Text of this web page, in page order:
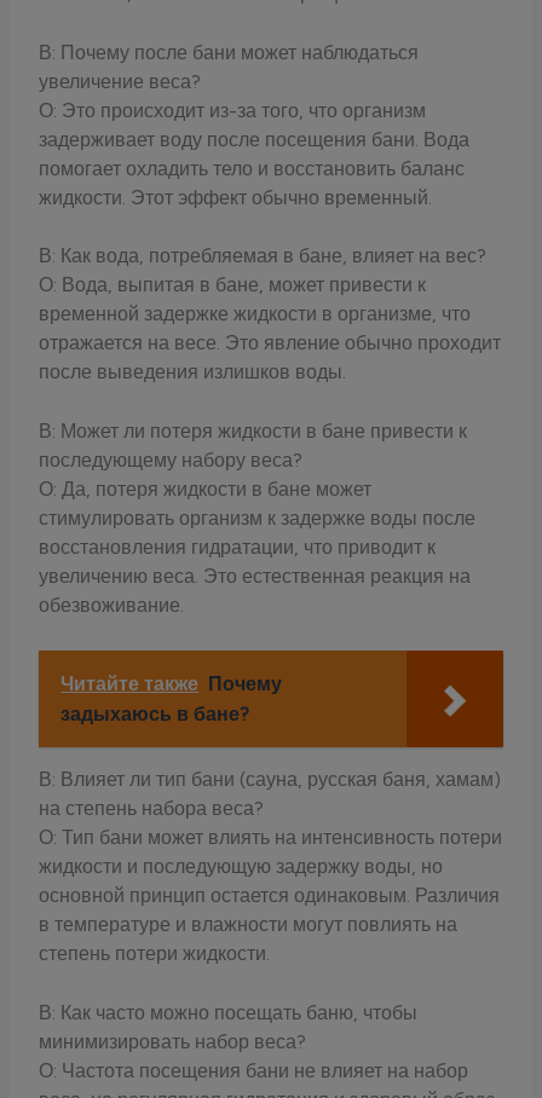
В: Почему после бани может наблюдаться
увеличение веса?
О: Это происходит из-за того, что организм
задерживает воду после посещения бани. Вода
помогает охладить тело и восстановить баланс
жидкости. Этот эффект обычно временный.
В: Как вода, потребляемая в бане, влияет на вес?
О: Вода, выпитая в бане, может привести к
временной задержке жидкости в организме, что
отражается на весе. Это явление обычно проходит
после выведения излишков воды.
В: Может ли потеря жидкости в бане привести к
последующему набору веса?
О: Да, потеря жидкости в бане может
стимулировать организм к задержке воды после
восстановления гидратации, что приводит к
увеличению веса. Это естественная реакция на
обезвоживание.
Читайте также Почему
задыхаюсь в бане?
В: Влияет ли тип бани (сауна, русская баня, хамам)
на степень набора веса?
О: Тип бани может влиять на интенсивность потери
жидкости и последующую задержку воды, но
основной принцип остается одинаковым. Различия
в температуре и влажности могут повлиять на
степень потери жидкости.
В: Как часто можно посещать баню, чтобы
минимизировать набор веса?
О: Частота посещения бани не влияет на набор